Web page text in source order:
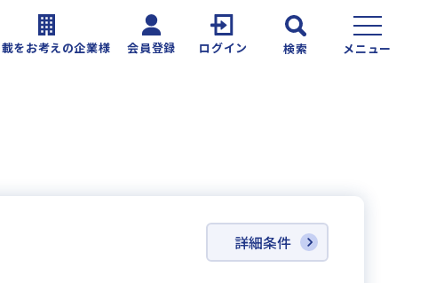
をお考えの企業様 会員登録 ログイン 検索 メニュー
詳細条件